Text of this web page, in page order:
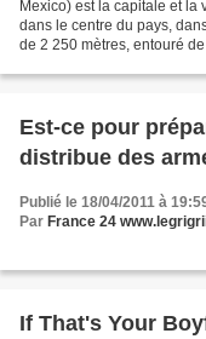
Mexico) est la capitale et la
dans le centre du pays,
de 2 250 mètres, entouré
Est-ce pour
distribue des
Publié le 18/04/2011 à
Par France 24
If That's Your